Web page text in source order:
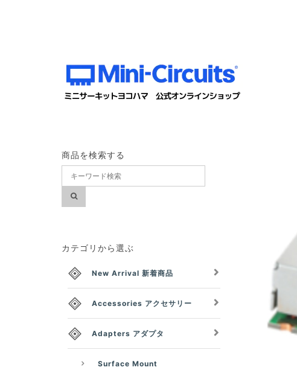
商品を検索する
カテゴリから選ぶ
New Arrival 新着商品
Accessories アクセサリー
Adapters アダプタ
Surface Mount